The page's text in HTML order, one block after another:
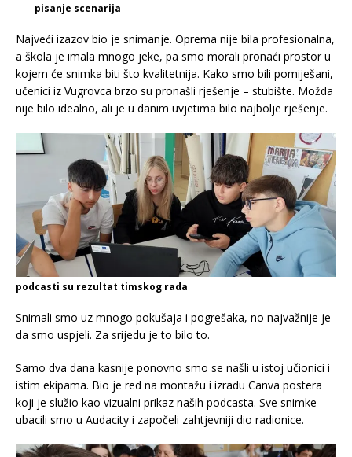
pisanje scenarija
Najveći izazov bio je snimanje. Oprema nije bila profesionalna,
a škola je imala mnogo jeke, pa smo morali pronaći prostor u
kojem će snimka biti što kvalitetnija. Kako smo bili pomiješani,
učenici iz Vugrovca brzo su pronašli rješenje – stubište. Možda
nije bilo idealno, ali je u danim uvjetima bilo najbolje rješenje.
podcasti su rezultat timskog rada
Snimali smo uz mnogo pokušaja i pogrešaka, no najvažnije je
da smo uspjeli. Za srijedu je to bilo to.
Samo dva dana kasnije ponovno smo se našli u istoj učionici i
istim ekipama. Bio je red na montažu i izradu Canva postera
koji je služio kao vizualni prikaz naših podcasta. Sve snimke
ubacili smo u Audacity i započeli zahtjevniji dio radionice.